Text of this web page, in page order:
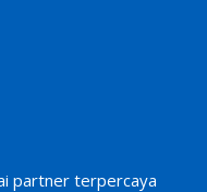
partner terpercaya